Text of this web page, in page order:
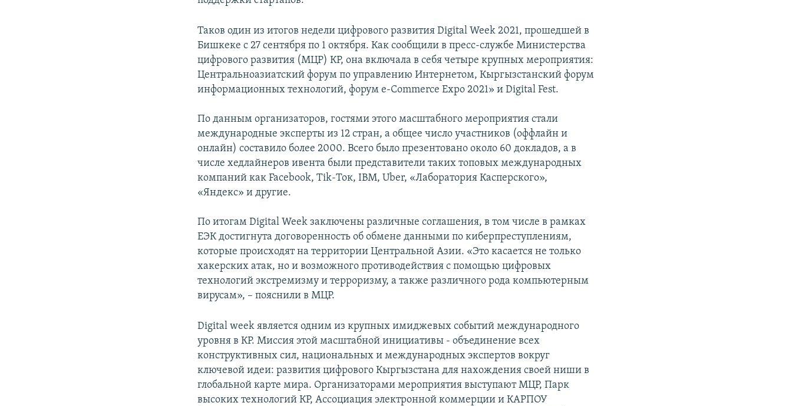
Таков один из итогов недели цифрового развития Digital Week 2021, прошедшей в
Бишкеке с 27 сентября по 1 октября. Как сообщили в пресс-службе Министерства
цифрового развития (МЦР) КР, она включала в себя четыре крупных мероприятия:
Центральноазиатский форум по управлению Интернетом, Кыргызстанский форум
информационных технологий, форум e-Сommerce Expo 2021» и Digital Fest.
По данным организаторов, гостями этого масштабного мероприятия стали
международные эксперты из 12 стран, а общее число участников (оффлайн и
онлайн) составило более 2000. Всего было презентовано около 60 докладов, а в
числе хедлайнеров ивента были представители таких топовых международных
компаний как Facebook, Tik-Ток, IBM, Uber, «Лаборатория Касперского»,
«Яндекс» и другие.
По итогам Digital Week заключены различные соглашения, в том числе в рамках
ЕЭК достигнута договоренность об обмене данными по киберпреступлениям,
которые происходят на территории Центральной Азии. «Это касается не только
хакерских атак, но и возможного противодействия с помощью цифровых
технологий экстремизму и терроризму, а также различного рода компьютерным
вирусам», – пояснили в МЦР.
Digital week является одним из крупных имиджевых событий международного
уровня в КР. Миссия этой масштабной инициативы - объединение всех
конструктивных сил, национальных и международных экспертов вокруг
ключевой идеи: развития цифрового Кыргызстана для нахождения своей ниши в
глобальной карте мира. Организаторами мероприятия выступают МЦР, Парк
высоких технологий КР, Ассоциация электронной коммерции и КАРПОУ